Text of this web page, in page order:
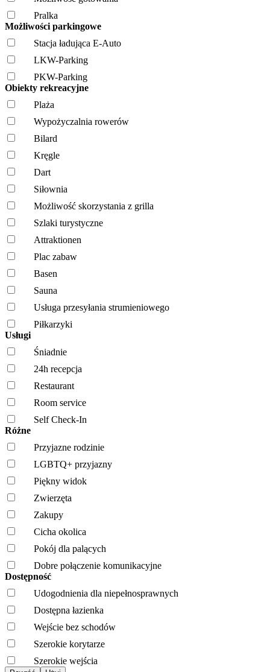
Pralka
Możliwości parkingowe
Stacja ładująca E-Auto
LKW-Parking
PKW-Parking
Obiekty rekreacyjne
Plaża
Wypożyczalnia rowerów
Bilard
Kręgle
Dart
Siłownia
Możliwość skorzystania z grilla
Szlaki turystyczne
Attraktionen
Plac zabaw
Basen
Sauna
Usługa przesyłania strumieniowego
Piłkarzyki
Usługi
Śniadnie
24h recepcja
Restaurant
Room service
Self Check-In
Różne
Przyjazne rodzinie
LGBTQ+ przyjazny
Piękny widok
Zwierzęta
Zakupy
Cicha okolica
Pokój dla palących
Dobre połączenie komunikacyjne
Dostępność
Udogodnienia dla niepełnosprawnych
Dostępna łazienka
Wejście bez schodów
Szerokie korytarze
Szerokie wejścia